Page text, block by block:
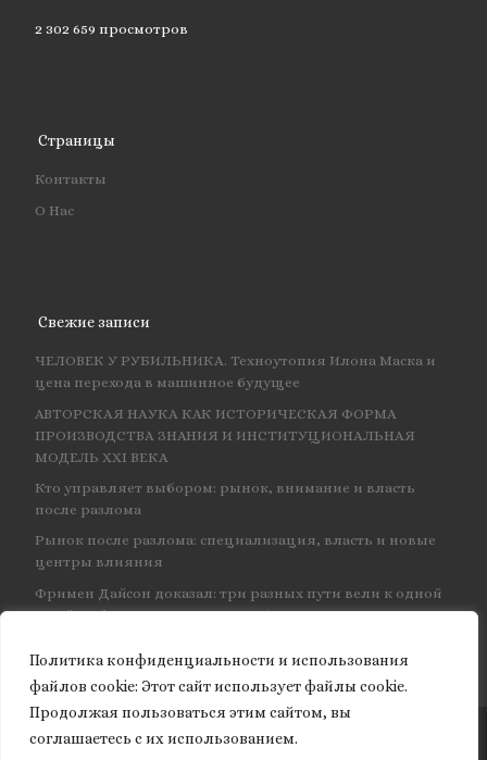
Политика конфиденциальности и использования
файлов сookie: Этот сайт использует файлы cookie.
Продолжая пользоваться этим сайтом, вы
соглашаетесь с их использованием.
2 302 659 просмотров
Страницы
Контакты
О Нас
Свежие записи
ЧЕЛОВЕК У РУБИЛЬНИКА. Техноутопия Илона Маска и
цена перехода в машинное будущее
АВТОРСКАЯ НАУКА КАК ИСТОРИЧЕСКАЯ ФОРМА
ПРОИЗВОДСТВА ЗНАНИЯ И ИНСТИТУЦИОНАЛЬНАЯ
МОДЕЛЬ XXI ВЕКА
Кто управляет выбором: рынок, внимание и власть
после разлома
Рынок после разлома: специализация, власть и новые
центры влияния
Фримен Дайсон доказал: три разных пути вели к одной
и той же физике — и навсегда объединил КЭД
© 2026Granite of science– Все права защищены